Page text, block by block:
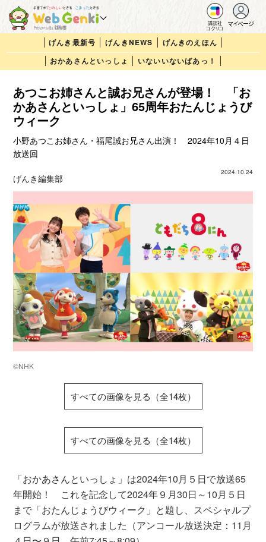
講談社
コクリコ
マイページ
げんき最新号 げんきNEWS
げんきのえほん
おかあさんといっしょ
いないいないばあっ！
あつこお姉さんと誠お兄さんが登場！ 「お
かあさんといっしょ」65周年おたんじょうび
ウィーク
小野あつこお姉さん・福尾誠お兄さん出演！ 2024年10月４日
放送回
2024.10.24
げんき編集部
©NHK
すべての画像を見る（全14枚）
すべての画像を見る（全14枚）
「おかあさんといっしょ」は2024年10月５日で放送65
年開始！ これを記念して2024年９月30日～10月５日
まで「おたんじょうびウィーク」と題し、スペシャルプ
ログラムが放送されました（アンコール放送決定：11月